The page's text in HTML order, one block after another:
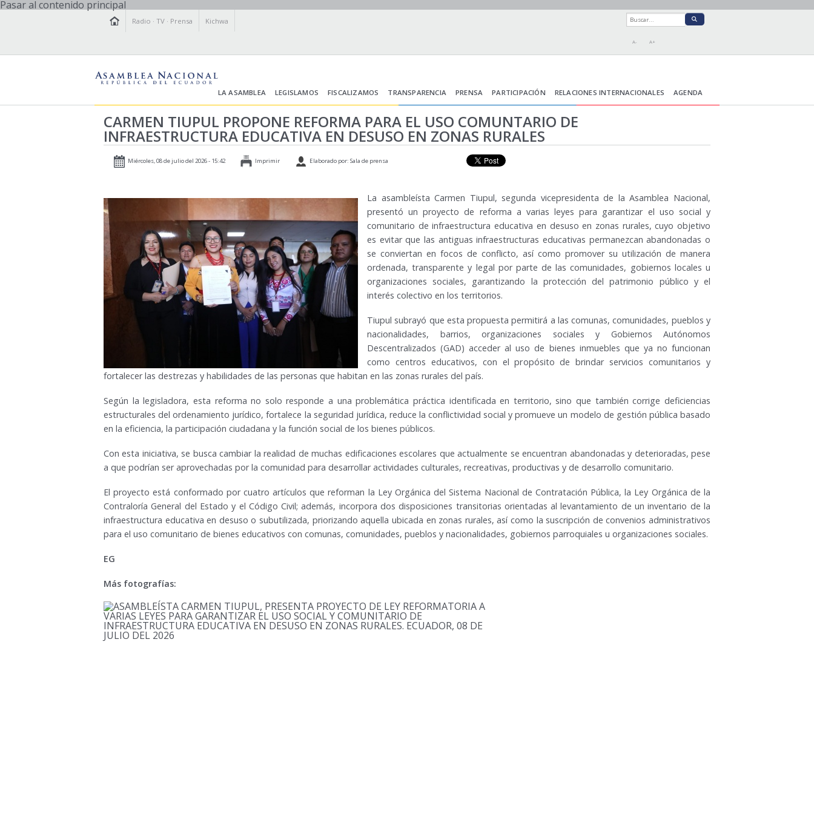
Pasar al contenido principal
Radio ·TV · Prensa Kichwa
A- A+
LA ASAMBLEA LEGISLAMOS FISCALIZAMOS TRANSPARENCIA PRENSA PARTICIPACIÓN RELACIONES INTERNACIONALES AGENDA
CARMEN TIUPUL PROPONE REFORMA PARA EL USO COMUNTARIO DE
INFRAESTRUCTURA EDUCATIVA EN DESUSO EN ZONAS RURALES
Miércoles, 08 de julio del 2026 - 15:42 Imprimir Elaborado por: Sala de prensa
La asambleísta Carmen Tiupul, segunda vicepresidenta de la Asamblea Nacional,
presentó un proyecto de reforma a varias leyes para garantizar el uso social y
comunitario de infraestructura educativa en desuso en zonas rurales, cuyo objetivo
es evitar que las antiguas infraestructuras educativas permanezcan abandonadas o
se conviertan en focos de conflicto, así como promover su utilización de manera
ordenada, transparente y legal por parte de las comunidades, gobiernos locales u
organizaciones sociales, garantizando la protección del patrimonio público y el
interés colectivo en los territorios.
Tiupul subrayó que esta propuesta permitirá a las comunas, comunidades, pueblos y
nacionalidades, barrios, organizaciones sociales y Gobiernos Autónomos
Descentralizados (GAD) acceder al uso de bienes inmuebles que ya no funcionan
como centros educativos, con el propósito de brindar servicios comunitarios y
fortalecer las destrezas y habilidades de las personas que habitan en las zonas rurales del país.
Según la legisladora, esta reforma no solo responde a una problemática práctica identificada en territorio, sino que también corrige deficiencias
estructurales del ordenamiento jurídico, fortalece la seguridad jurídica, reduce la conflictividad social y promueve un modelo de gestión pública basado
en la eficiencia, la participación ciudadana y la función social de los bienes públicos.
Con esta iniciativa, se busca cambiar la realidad de muchas edificaciones escolares que actualmente se encuentran abandonadas y deterioradas, pese
a que podrían ser aprovechadas por la comunidad para desarrollar actividades culturales, recreativas, productivas y de desarrollo comunitario.
El proyecto está conformado por cuatro artículos que reforman la Ley Orgánica del Sistema Nacional de Contratación Pública, la Ley Orgánica de la
Contraloría General del Estado y el Código Civil; además, incorpora dos disposiciones transitorias orientadas al levantamiento de un inventario de la
infraestructura educativa en desuso o subutilizada, priorizando aquella ubicada en zonas rurales, así como la suscripción de convenios administrativos
para el uso comunitario de bienes educativos con comunas, comunidades, pueblos y nacionalidades, gobiernos parroquiales u organizaciones sociales.
EG
Más fotografías: